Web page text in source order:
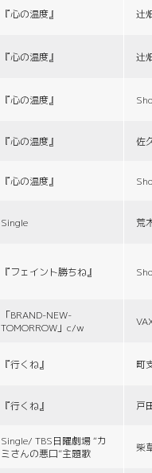
『心の温度』 辻
『心の温度』 辻
『心の温度』
『心の温度』 佐
『心の温度』
Single 荒
『フェイント勝ちね』
「BRAND-NEW-
TOMORROW」c/w
『行くね』 町
『行くね』 戸
Single/ TBS日曜劇場 “カ
ミさんの悪口”主題歌
柴